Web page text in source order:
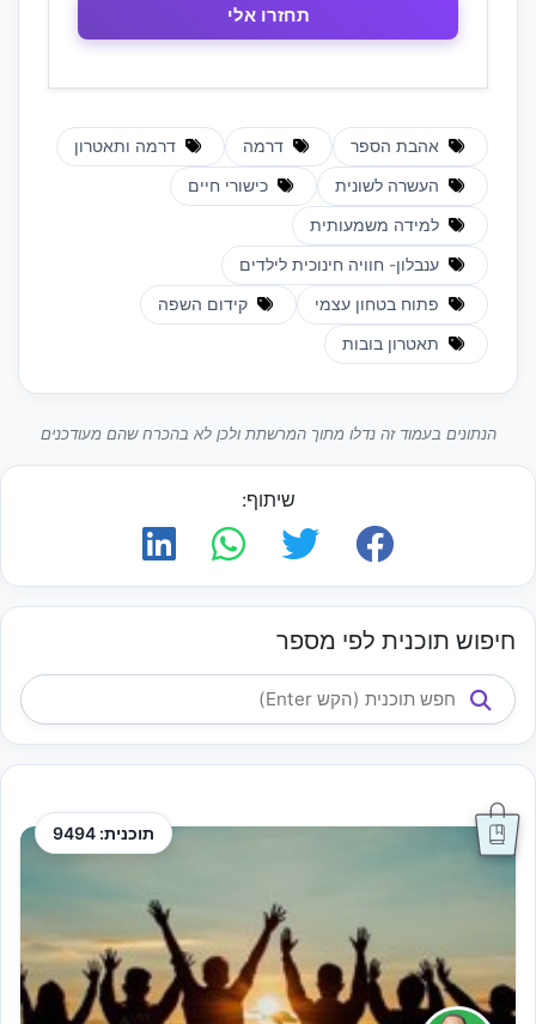
אהבת הספר דרמה דרמה ותאטרון
העשרה לשונית כישורי חיים
למידה משמעותית
ענבלון- חוויה חינוכית לילדים
פתוח בטחון עצמי קידום השפה
תאטרון בובות
הנתונים בעמוד זה נדלו מתוך המרשתת ולכן לא בהכרח שהם מעודכנים
שיתוף:
חיפוש תוכנית לפי מספר
תוכנית: 9494